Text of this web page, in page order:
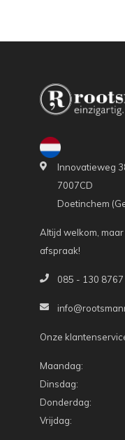
Innovatieweg
7007CD
Doetinchem
Altijd welkom,
afspraak!
085 - 130 8767
Onze
Maandag:
Dinsdag:
Donderdag:
Vrijdag: